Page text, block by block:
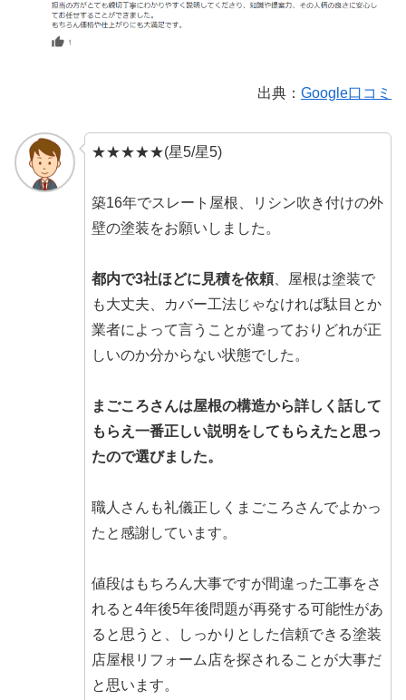
出典： Google口コミ
★★★★★(星5/星5)
築16年でスレート屋根、リシン吹き付けの外
壁の塗装をお願いしました。
都内で3社ほどに見積を依頼、屋根は塗装で
も大丈夫、カバー工法じゃなければ駄目とか
業者によって言うことが違っておりどれが正
しいのか分からない状態でした。
まごころさんは屋根の構造から詳しく話して
もらえ一番正しい説明をしてもらえたと思っ
たので選びました。
職人さんも礼儀正しくまごころさんでよかっ
たと感謝しています。
値段はもちろん大事ですが間違った工事をさ
れると4年後5年後問題が再発する可能性があ
ると思うと、しっかりとした信頼できる塗装
店屋根リフォーム店を探されることが大事だ
と思います。